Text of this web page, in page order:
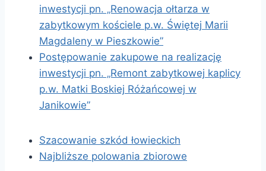
inwestycji pn. „Renowacja ołtarza w
zabytkowym kościele p.w. Świętej Marii
Magdaleny w Pieszkowie”
Postępowanie zakupowe na realizację
inwestycji pn. „Remont zabytkowej kaplicy
p.w. Matki Boskiej Różańcowej w
Janikowie”
Szacowanie szkód łowieckich
Najbliższe polowania zbiorowe